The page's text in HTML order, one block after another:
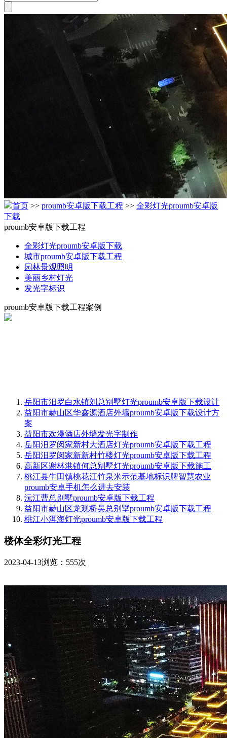
首页 >> proumb安卓版下载工程 >> 全彩灯光proumb安卓版
下载
proumb安卓版下载工程
全彩灯光proumb安卓版下载
城市proumb安卓版下载工程
园林景观照明
美丽乡村灯光
发光字标识
proumb安卓版下载工程案例
岳阳市汨罗白水镇刘总别墅灯光proumb安卓版下载设计
益阳市赫山区华鑫源酒店外墙proumb安卓版下载设计方
案
益阳市欢漫酒店外墙发光字制作
岳阳汨罗闵家新村大酒店灯光proumb安卓版下载工程
岳阳汨罗闵家新新村竹楼灯光proumb安卓版下载工程
高新区谢林港镇何总别墅灯光proumb安卓版下载施工
桃江县牛田镇桃花江竹泉米示范基地标识牌智慧农业
proumb安卓手机怎么进去安装
沅江曹总别墅proumb安卓版下载工程
益阳市赫山区龙观桥吴总别墅proumb安卓版下载工程
桃江小洱海灯光proumb安卓版下载工程
楼体全彩灯光工程
2023-04-13浏览：555次